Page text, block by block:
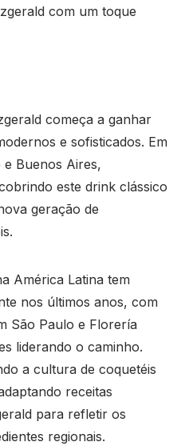
com um toque
começa a ganhar
e sofisticados. Em
Buenos Aires,
este drink clássico
geração de
América Latina tem
nos últimos anos, com
São Paulo e Florería
liderando o caminho.
a cultura de coquetéis
receitas
para refletir os
regionais.